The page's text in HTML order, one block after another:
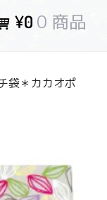
¥0 0 商品
袋＊カカオポ